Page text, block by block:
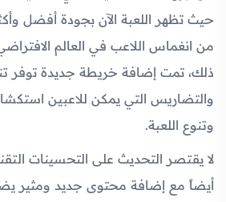
حيث تظهر اللعبة الآن بجودة أفضل
من انغماس اللاعب في العالم
ذلك، تمت إضافة خريطة جديدة توفر
والتضاريس التي يمكن للاعبين
وتنوع اللعبة.
لا يقتصر التحديث على التحسينات
أيضاً مع إضافة محتوى جديد ومثير